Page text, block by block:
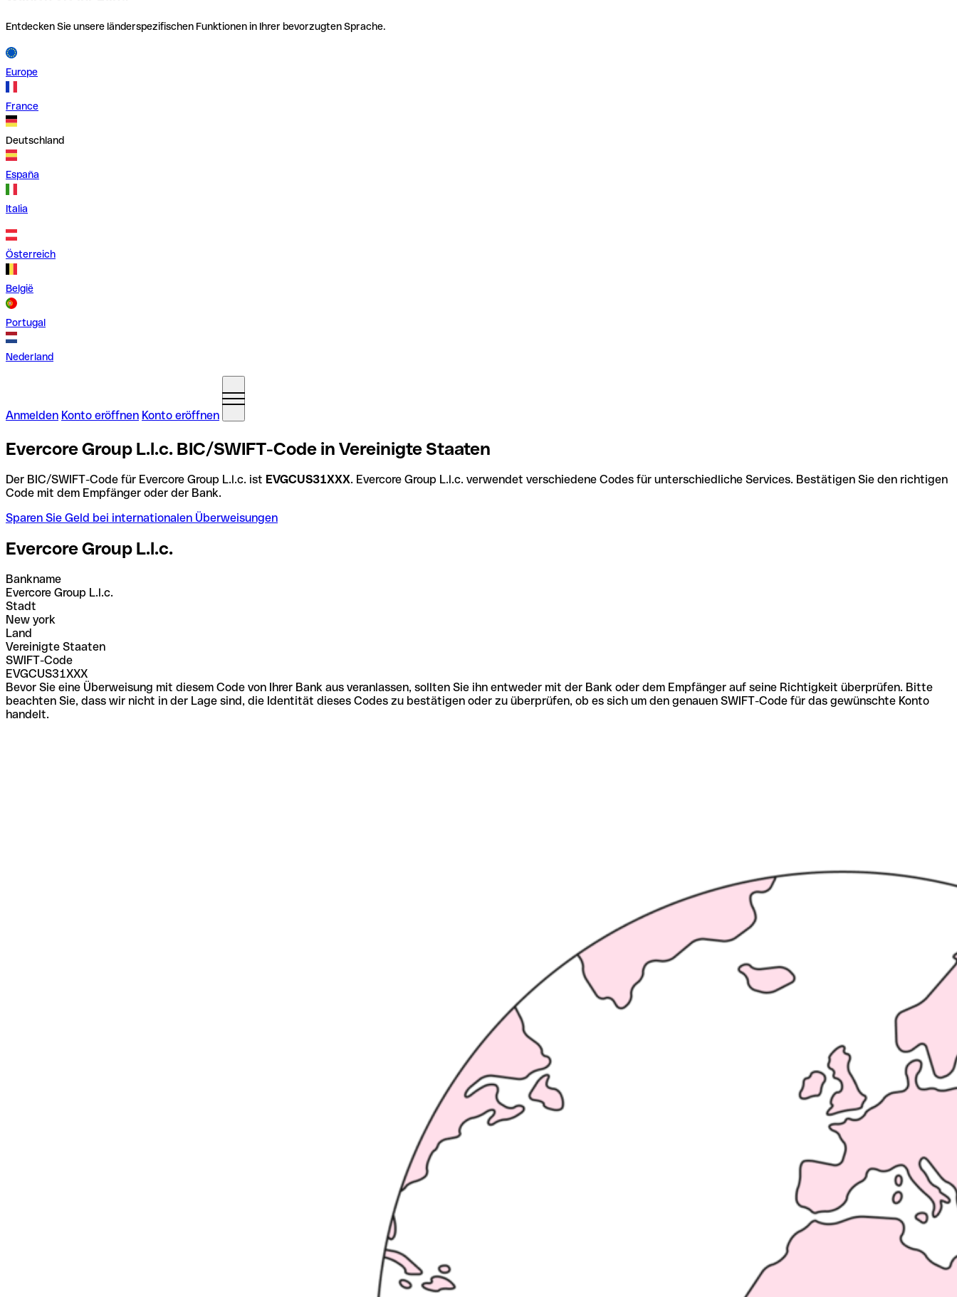
Entdecken Sie unsere länderspezifischen Funktionen in Ihrer bevorzugten Sprache.
Europe
France
Deutschland
España
Italia
Österreich
België
Portugal
Nederland
Anmelden Konto eröffnen Konto eröffnen
Evercore Group L.l.c. BIC/SWIFT-Code in Vereinigte Staaten
Der BIC/SWIFT-Code für Evercore Group L.l.c. ist EVGCUS31XXX. Evercore Group L.l.c. verwendet verschiedene Codes für unterschiedliche Services. Bestätigen Sie den richtigen
Code mit dem Empfänger oder der Bank.
Sparen Sie Geld bei internationalen Überweisungen
Evercore Group L.l.c.
Bankname
Evercore Group L.l.c.
Stadt
New york
Land
Vereinigte Staaten
SWIFT-Code
EVGCUS31XXX
Bevor Sie eine Überweisung mit diesem Code von Ihrer Bank aus veranlassen, sollten Sie ihn entweder mit der Bank oder dem Empfänger auf seine Richtigkeit überprüfen. Bitte
beachten Sie, dass wir nicht in der Lage sind, die Identität dieses Codes zu bestätigen oder zu überprüfen, ob es sich um den genauen SWIFT-Code für das gewünschte Konto
handelt.